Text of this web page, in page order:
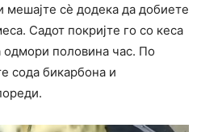
мешајте сè додека да добиете
Садот покријте го со кеса
одмори половина час. По
сода бикарбона и